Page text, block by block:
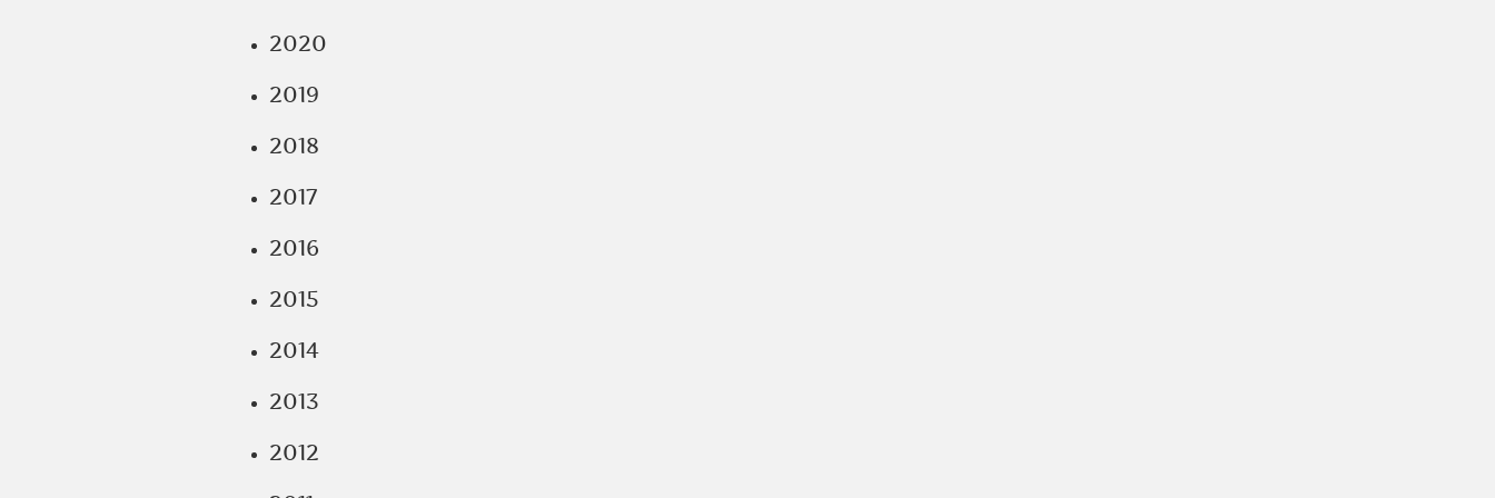
2020
2019
2018
2017
2016
2015
2014
2013
2012